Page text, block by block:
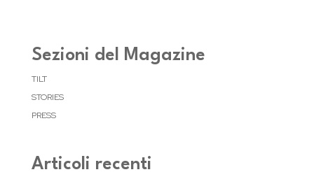
Sezioni del Magazine
TILT
STORIES
PRESS
Articoli recenti